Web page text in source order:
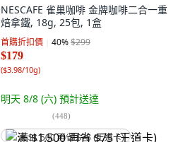
NESCAFE 雀巢咖啡 金牌咖啡二合一重
焙拿鐵, 18g, 25包, 1盒
首購折扣價 40%$299
$179
($3.98/10g)
明天 8/8 (六) 預計送達
(448)
满 $1,500 再省 $75 (王道卡)